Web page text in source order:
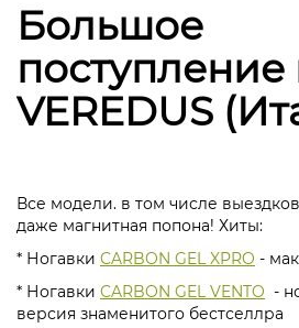
Большое
поступление
VEREDUS
Все модели. в том числе
даже магнитная попона! Хиты:
* Ногавки CARBON GEL XPRO -
* Ногавки CARBON GEL VENTO -
версия знаменитого бестселлра